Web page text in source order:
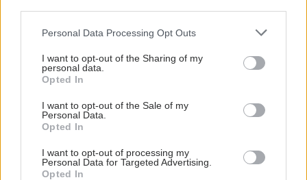
Please note that this website/app uses one or more Google
not limited to your visit or usage behaviour. You may click to
grant or deny consent to Google and its third-party tags to
use your data for below specified purposes in below Google
consent section.
Personal Data Processing Opt Outs
I want to opt-out of the Sharing of my
personal data.
Opted In
I want to opt-out of the Sale of my
Personal Data.
Opted In
I want to opt-out of processing my
Personal Data for Targeted Advertising.
Opted In
ΣΗΜΕΡΑ ΣΤΟ IATRONET.GR